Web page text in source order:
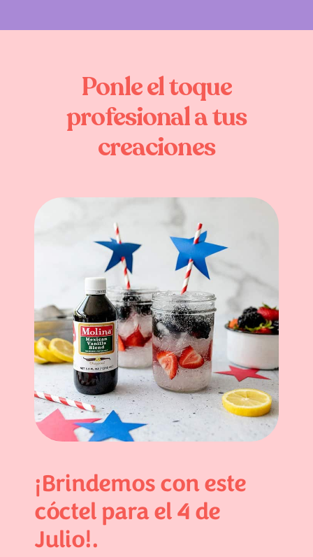
Ponleeltoque
profesionalatus
creaciones
¡Brindemos con este
cóctel para el 4 de
Julio!.